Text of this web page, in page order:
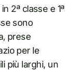
2ª classe e 1ª
sono
prese
per le
più larghi, un